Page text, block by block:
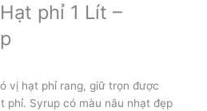
phỉ 1 Lít –
vị hạt phỉ rang, giữ trọn được
phỉ. Syrup có màu nâu nhạt đẹp